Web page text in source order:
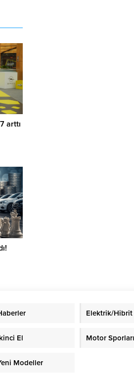
arttı
Elektrik/Hibrit
El Motor Sporları
Modeller